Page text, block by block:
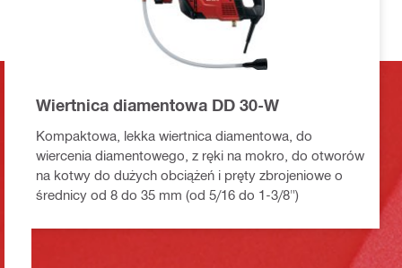
Wiertnica diamentowa DD 30-W
Kompaktowa, lekka wiertnica diamentowa, do
wiercenia diamentowego, z ręki na mokro, do otworów
na kotwy do dużych obciążeń i pręty zbrojeniowe o
średnicy od 8 do 35 mm (od 5/16 do 1-3/8")